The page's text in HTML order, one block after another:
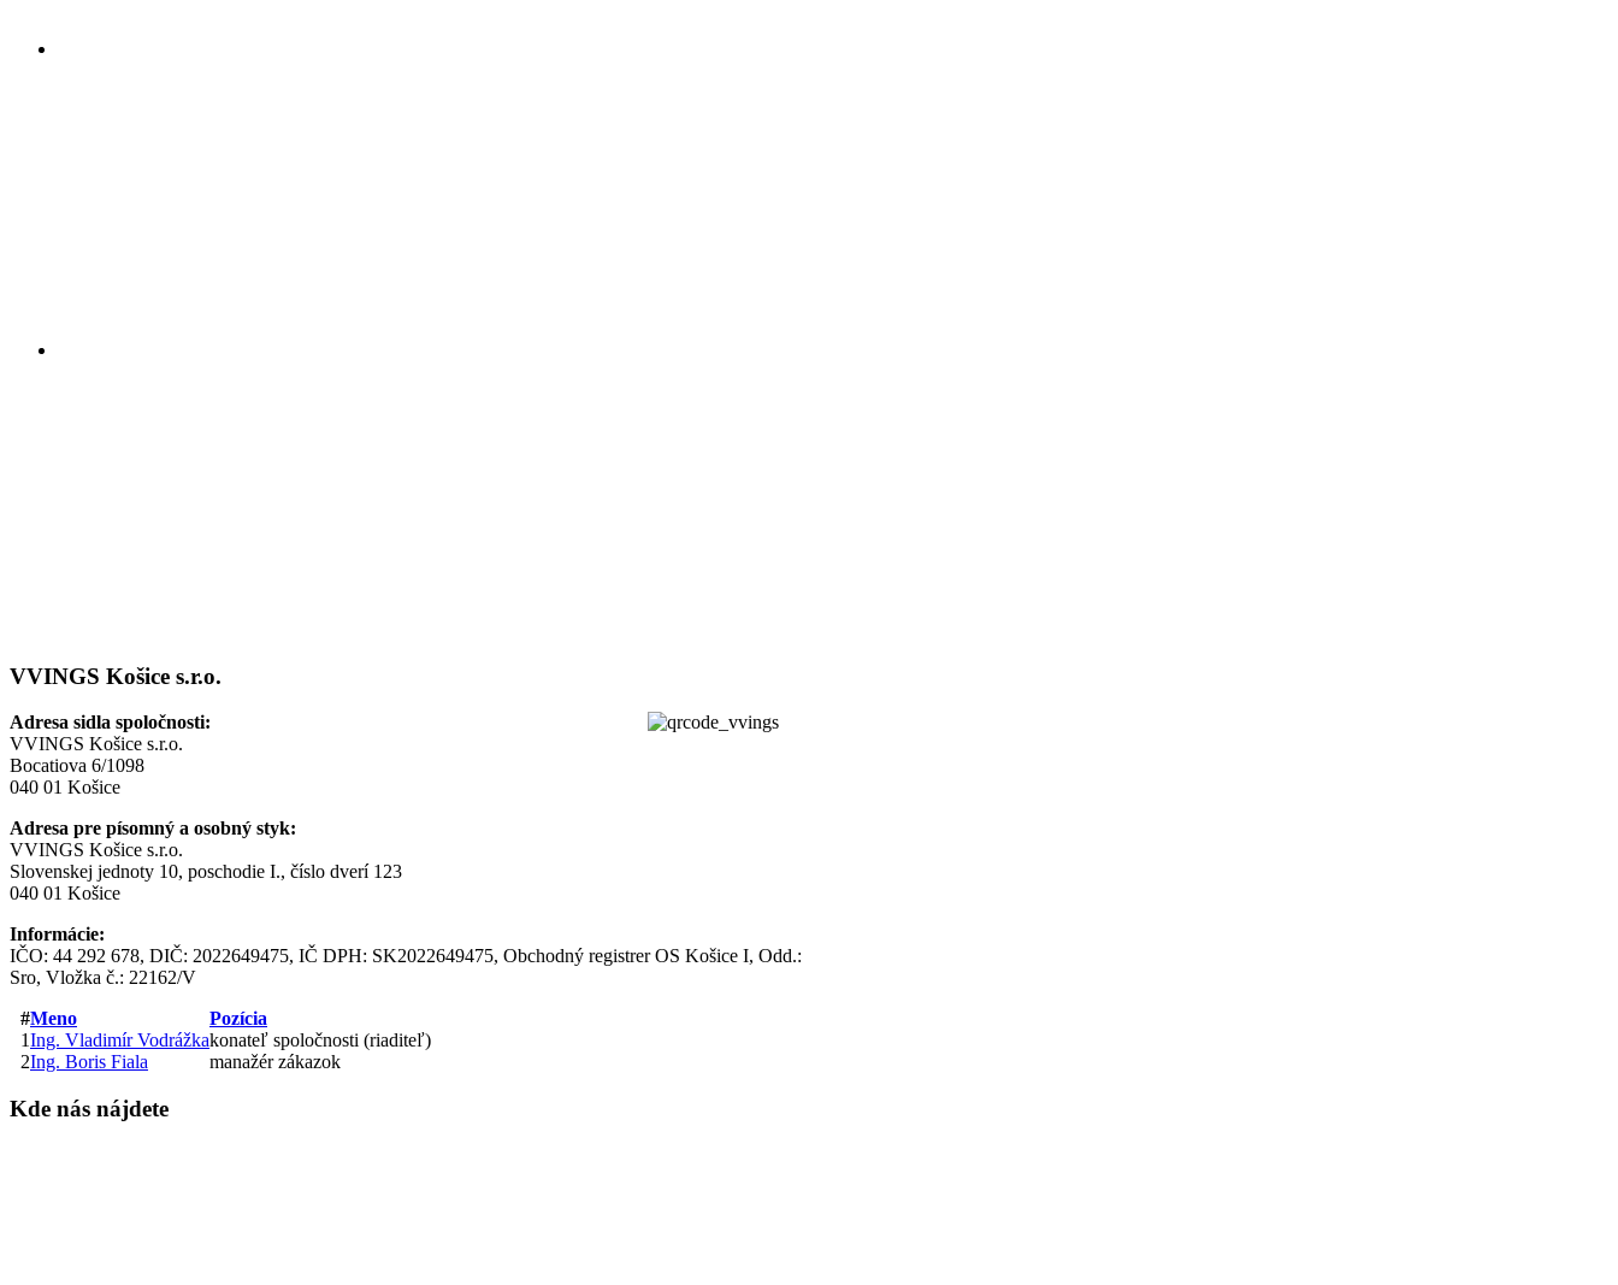
VVINGS Košice s.r.o.
Adresa sidla spoločnosti:
VVINGS Košice s.r.o.
Bocatiova 6/1098
040 01 Košice
Adresa pre písomný a osobný styk:
VVINGS Košice s.r.o.
Slovenskej jednoty 10, poschodie I., číslo dverí 123
040 01 Košice
Informácie:
IČO: 44 292 678, DIČ: 2022649475, IČ DPH: SK2022649475, Obchodný registrer OS Košice I, Odd.:
Sro, Vložka č.: 22162/V
#Meno
Pozícia
1Ing. Vladimír Vodrážkakonateľ spoločnosti (riaditeľ)
2Ing. Boris Fiala manažér zákazok
Kde nás nájdete